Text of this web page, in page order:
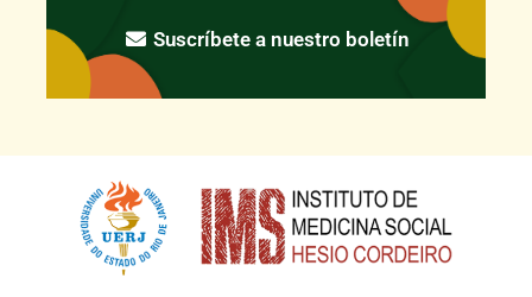
Suscríbete a nuestro boletín